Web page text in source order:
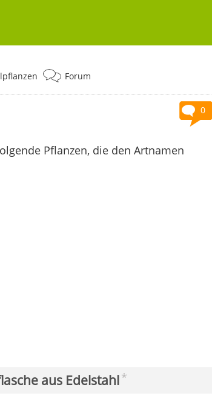
Forum
0
Pflanzen, die den Artnamen
aus Edelstahl*